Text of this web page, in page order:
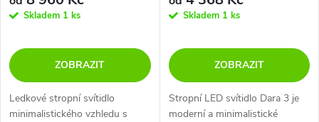
Skladem 1 ks
ZOBRAZIT
Ledkové stropní svítidlo
minimalistického vzhledu s
Skladem 1 ks
ZOBRAZIT
Stropní LED svítidlo Dara 3 je
moderní a minimalistické